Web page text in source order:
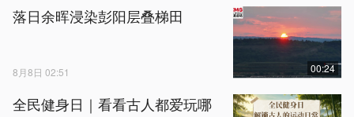
落日余晖浸染彭阳层叠梯田
8月8日 02:51 00:24
全民健身日｜看看古人都爱玩哪